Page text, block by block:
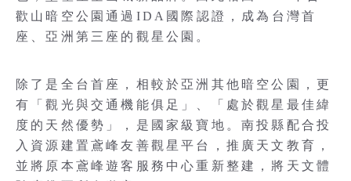
歡山暗空公園通過IDA國際認證，成為台灣首
座、亞洲第三座的觀星公園。
除了是全台首座，相較於亞洲其他暗空公園，更
有「觀光與交通機能俱足」、「處於觀星最佳緯
度的天然優勢」，是國家級寶地。南投縣配合投
入資源建置鳶峰友善觀星平台，推廣天文教育，
並將原本鳶峰遊客服務中心重新整建，將天文體